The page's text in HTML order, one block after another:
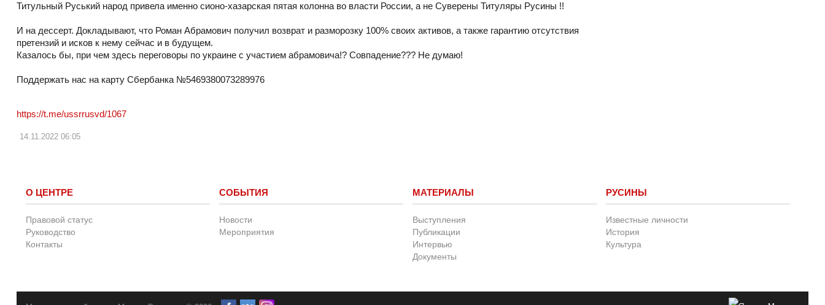
Титульный Руський народ привела именно сионо-хазарская пятая колонна во власти России, а не Суверены Титуляры Русины !!
И на дессерт. Докладывают, что Роман Абрамович получил возврат и разморозку 100% своих активов, а также гарантию отсутствия
претензий и исков к нему сейчас и в будущем.
Казалось бы, при чем здесь переговоры по украине с участием абрамовича!? Совпадение??? Не думаю!
Поддержать нас на карту Сбербанка №5469380073289976
https://t.me/ussrrusvd/1067
14.11.2022 06:05
О ЦЕНТРЕ
Правовой статус
Руководство
Контакты
СОБЫТИЯ
Новости
Мероприятия
МАТЕРИАЛЫ
Выступления
Публикации
Интервью
Документы
РУСИНЫ
Известные личности
История
Культура